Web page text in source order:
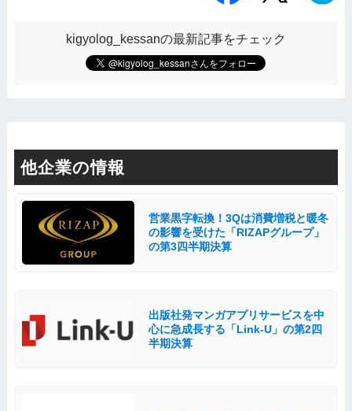
kigyolog_kessanの最新記事をチェック
他企業の情報
営業黒字転換！3Qは消費増税と暖冬
の影響を受けた「RIZAPグループ」
の第3四半期決算
出版社発マンガアプリサービスを中
心に急成長する「Link-U」の第2四
半期決算